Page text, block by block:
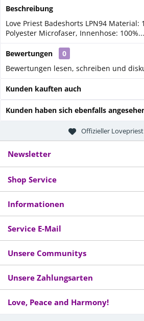
Beschreibung
Love Priest Badeshorts LPN94 Material:
Polyester Microfaser, Innenhose: 100%...
Bewertungen
0
Bewertungen lesen, schreiben und
Kunden kauften auch
Kunden haben sich ebenfalls
Offizieller
Newsletter
Shop Service
Informationen
Service E-Mail
Unsere Communitys
Unsere Zahlungsarten
Love, Peace and Harmony!